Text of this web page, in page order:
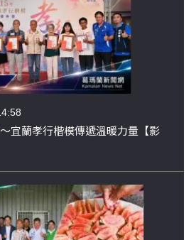
宜蘭孝行楷模傳遞溫暖力量【影